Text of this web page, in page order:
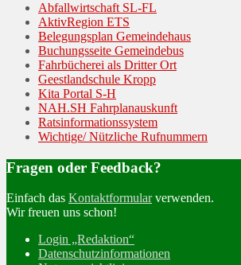
Abfallwirtschaft SL-FL
AktivRegion ETS
Belegungsplan Gemeindehaus
Buchungsseite Gemeindebus
Fahrbücherei als Dritter Ort
Geestlandschule Kropp
Kita Portal S-H
NAH.SH Fahrplanauskunft
Ratsinformationssystem
Wichtige/ Nützliche Rufnummern
Fragen oder Feedback?
Einfach das Kontaktformularverwenden.
Wir freuen uns schon!
Login „Redaktion“
Datenschutzinformationen